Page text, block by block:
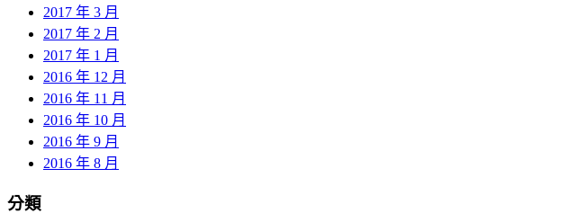
2017 年 3 月
2017 年 2 月
2017 年 1 月
2016 年 12 月
2016 年 11 月
2016 年 10 月
2016 年 9 月
2016 年 8 月
分類